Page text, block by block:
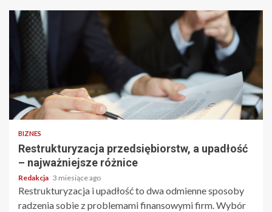
BIZNES
Restrukturyzacja przedsiębiorstw, a upadłość
– najważniejsze różnice
Redakcja 3 miesiące ago
Restrukturyzacja i upadłość to dwa odmienne sposoby
radzenia sobie z problemami finansowymi firm. Wybór